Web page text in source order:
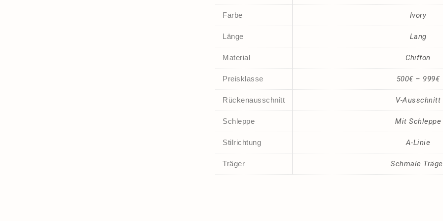
Farbe Ivory
Länge Lang
Material Chiffon
Preisklasse 500€ – 999€
Rückenausschnitt V-Ausschnitt
Schleppe Mit Schleppe
Stilrichtung A-Linie
Träger Schmale